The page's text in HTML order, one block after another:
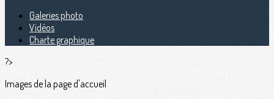
Galeries photo
Vidéos
Charte graphique
?>
Images de la page d'accueil